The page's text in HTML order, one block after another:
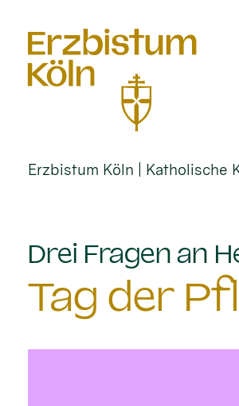
Erzbistum Köln | Katholische
Drei Fragen an
Tag der